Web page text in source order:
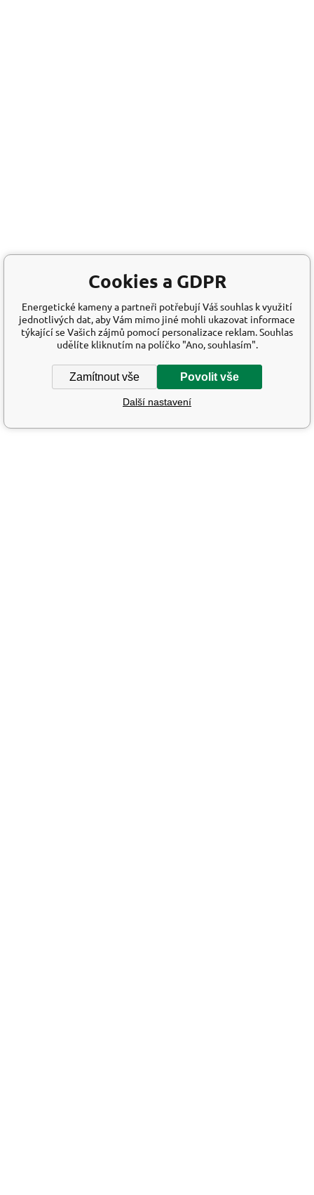
Cookies a GDPR
Energetické kameny a partneři potřebují Váš souhlas k využití
jednotlivých dat, aby Vám mimo jiné mohli ukazovat informace
týkající se Vašich zájmů pomocí personalizace reklam. Souhlas
udělíte kliknutím na políčko "Ano, souhlasím".
Zamítnout vše Povolit vše
Další nastavení